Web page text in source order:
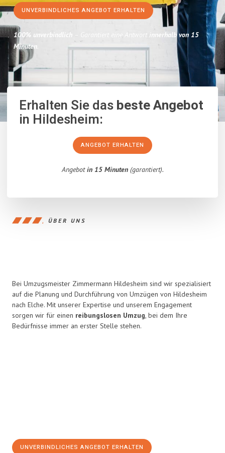
UNVERBINDLICHES ANGEBOT ERHALTEN
100% unverbindlich – Garantiert eine Antwort innerhalb von 15
Minuten.
Erhalten Sie dasbeste Angebot
in Hildesheim:
ANGEBOT ERHALTEN
Angebotin 15 Minuten(garantiert).
ÜBER UNS
Bei Umzugsmeister Zimmermann Hildesheim sind wir spezialisiert
auf die Planung und Durchführung von Umzügen von Hildesheim
nach Elche. Mit unserer Expertise und unserem Engagement
sorgen wir für einen reibungslosen Umzug, bei dem Ihre
Bedürfnisse immer an erster Stelle stehen.
UNVERBINDLICHES ANGEBOT ERHALTEN